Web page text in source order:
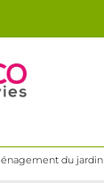
du jardin